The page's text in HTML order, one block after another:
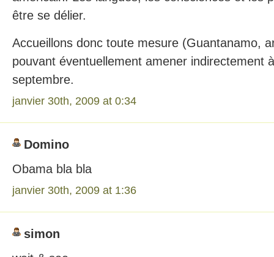
être se délier.
Accueillons donc toute mesure (Guantanamo,
pouvant éventuellement amener indirectement
septembre.
janvier 30th, 2009 at 0:34
Domino
Obama bla bla
janvier 30th, 2009 at 1:36
simon